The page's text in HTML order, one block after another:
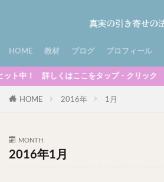
HOME 教材 ブログ プロフィール
をタップ・クリック
HOME 2016年 1月
MONTH
2016年1月